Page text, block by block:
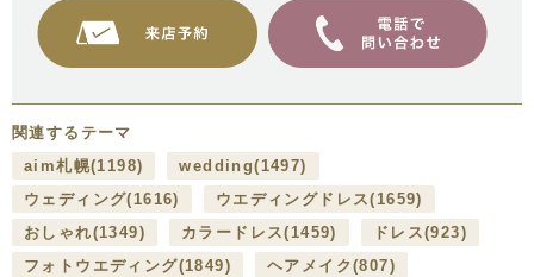
関連するテーマ
aim札幌(1198) wedding(1497)
ウェディング(1616) ウエディングドレス(1659)
おしゃれ(1349) カラードレス(1459) ドレス(923)
フォトウエディング(1849) ヘアメイク(807)